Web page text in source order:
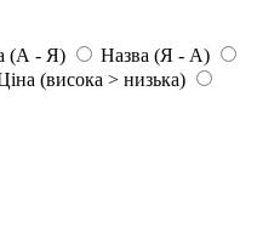
(А - Я)
Назва (Я - А)
(висока > низька)